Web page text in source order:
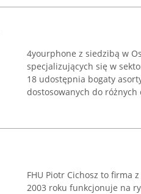
4yourphone z siedzibą w
specjalizujących się w
18 udostępnia bogaty
dostosowanych do różnych
FHU Piotr Cichosz to firma
2003 roku funkcjonuje na